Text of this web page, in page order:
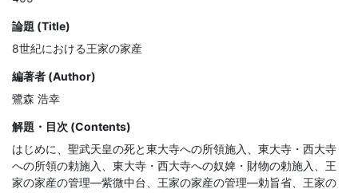
論題 (Title)
8世紀における王家の家産
編著者 (Author)
鷺森 浩幸
解題・目次 (Contents)
はじめに、聖武天皇の死と東大寺への所領施入、東大寺・西大寺
への所領の勅施入、東大寺・西大寺への奴婢・財物の勅施入、王
家の家産の管理—紫微中台、王家の家産の管理—勅旨省、王家の